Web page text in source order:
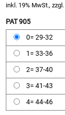
inkl. 19% MwSt., zzgl.
PAT 905
0= 29-32
1= 33-36
2= 37-40
3= 41-43
4= 44-46